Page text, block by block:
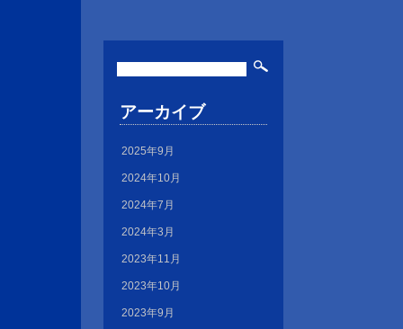
アーカイブ
2025年9月
2024年10月
2024年7月
2024年3月
2023年11月
2023年10月
2023年9月